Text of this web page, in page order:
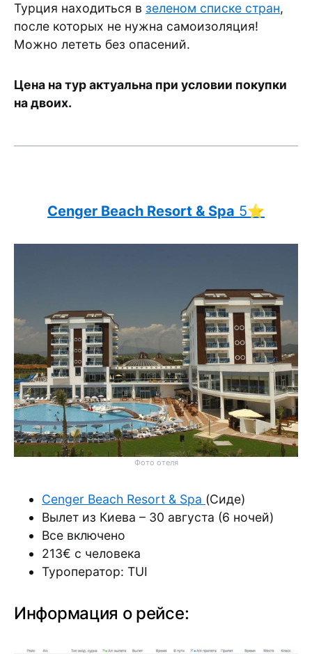
Турция находиться в зеленом списке стран,
после которых не нужна самоизоляция!
Можно лететь без опасений.
Цена на тур актуальна при условии покупки
на двоих.
Cenger Beach Resort & Spa 5⭐️
Фото отеля
Cenger Beach Resort & Spa (Сиде)
Вылет из Киева – 30 августа (6 ночей)
Все включено
213€ с человека
Туроператор: TUI
Информация о рейсе: